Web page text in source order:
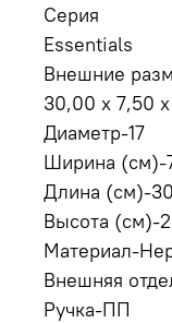
Серия
Essentials
Внешние
30,00 x 7,50
Диаметр-17
Ширина (см)-
Длина (см)-30
Высота (см)-
Материал-
Внешняя
Ручка-ПП